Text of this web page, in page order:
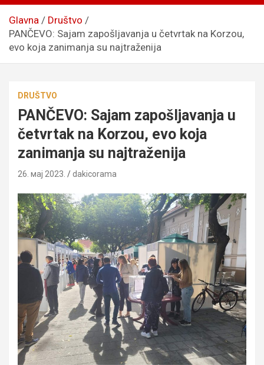
Glavna
Društvo
PANČEVO: Sajam zapošljavanja u četvrtak na Korzou,
evo koja zanimanja su najtraženija
DRUŠTVO
PANČEVO: Sajam zapošljavanja u
četvrtak na Korzou, evo koja
zanimanja su najtraženija
26. мај 2023. dakicorama